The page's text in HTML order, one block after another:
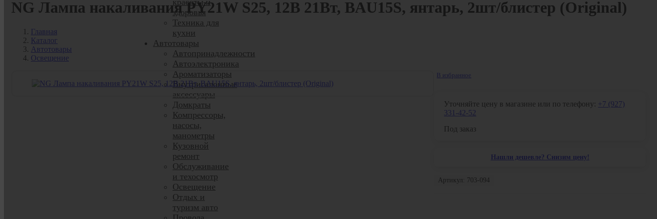
красоты и
здоровья
Техника для
кухни
Автотовары
Автопринадлежности
Автоэлектроника
Ароматизаторы
Внутрисалонные
аксессуары
Домкраты
Компрессоры,
насосы,
манометры
Кузовной
ремонт
Обслуживание
и техосмотр
Освещение
Отдых и
туризм авто
NG Лампа накаливания PY21W S25, 12В 21Вт, BAU15S, янтарь, 2шт/блистер (Original)
Главная
Каталог
Автотовары
Освещение
В избранное
Уточняйте цену в магазине или по телефону: +7 (927)
331-42-52
Под заказ
Нашли дешевле? Снизим цену!
Артикул: 703-094